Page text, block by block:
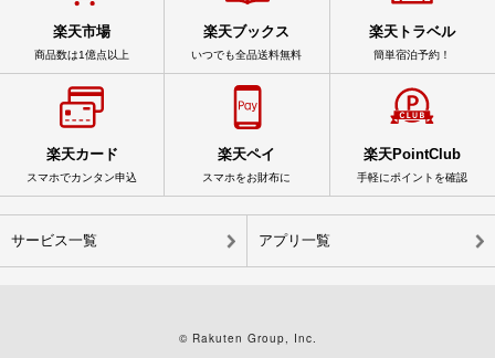
楽天市場
商品数は1億点以上
楽天ブックス
いつでも全品送料無料
楽天トラベル
簡単宿泊予約！
楽天カード
スマホでカンタン申込
楽天ペイ
スマホをお財布に
楽天PointClub
手軽にポイントを確認
サービス一覧 アプリ一覧
© Rakuten Group, Inc.